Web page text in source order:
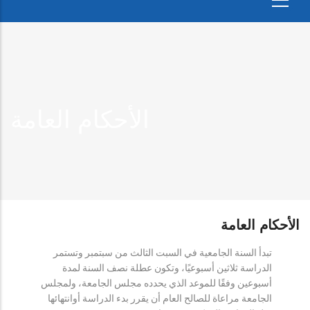
الأحكام العامة
تبدأ السنة الجامعية في السبت الثالث من سبتمبر وتستمر
الدراسة ثلاثين أسبوعيًا، وتكون عطلة نصف السنة لمدة
أسبوعين وفقًا للموعد الذي يحدده مجلس الجامعة، ولمجلس
الجامعة مراعاة للصالح العام أن يقرر بدء الدراسة أوانتهائها